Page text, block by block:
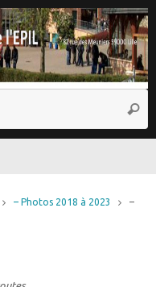
:
– Photos 2018 à 2023
–